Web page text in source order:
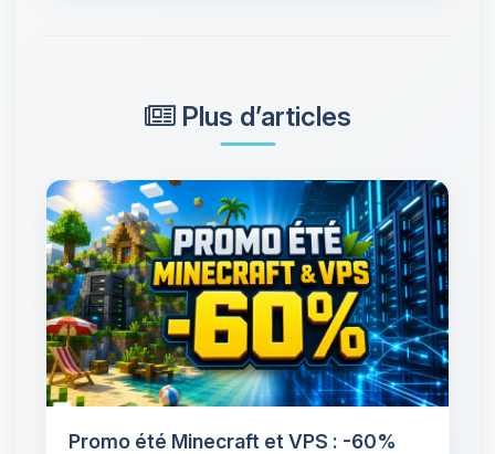
Plus d’articles
Promo été Minecraft et VPS : -60%